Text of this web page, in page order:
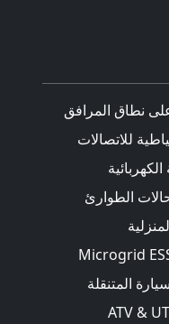
نطاق المرافق
للاتصالات
الطوارئ
المتنقلة